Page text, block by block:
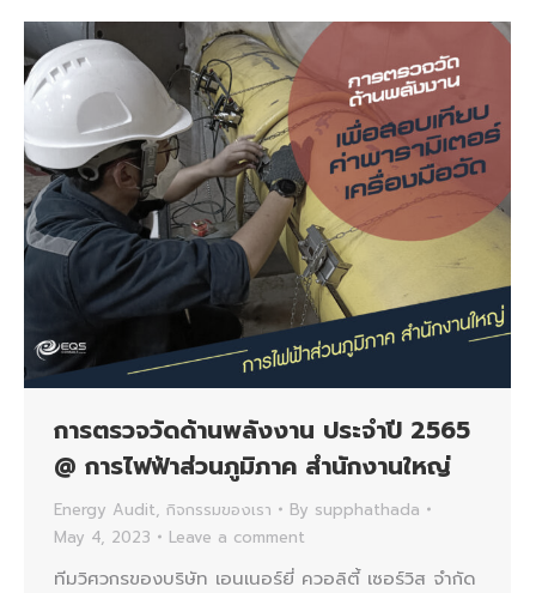
การตรวจวัดด้านพลังงาน ประจำปี 2565
@ การไฟฟ้าส่วนภูมิภาค สํานักงานใหญ่
Energy Audit, กิจกรรมของเรา By supphathada
May 4, 2023
Leave a comment
ทีมวิศวกรของบริษัท เอนเนอร์ยี่ ควอลิตี้ เซอร์วิส จำกัด